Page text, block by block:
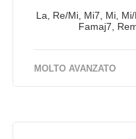
La, Re/Mi, Mi7, Mi,
Famaj7,
MOLTO AVANZATO